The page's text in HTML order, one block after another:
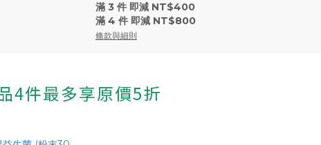
滿 3 件 即減 NT$400
滿 4 件 即減 NT$800
條款與細則
4件最多享原價5折